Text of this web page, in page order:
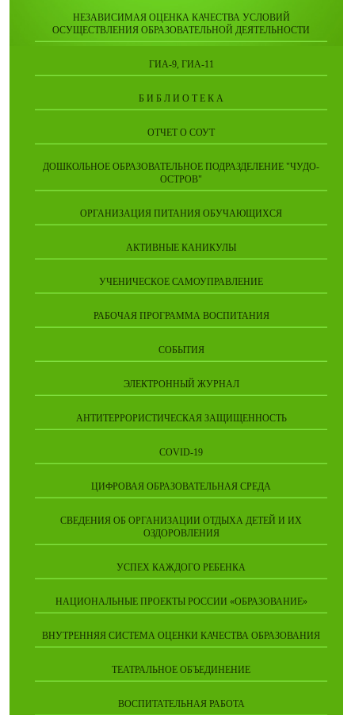
НЕЗАВИСИМАЯ ОЦЕНКА КАЧЕСТВА УСЛОВИЙ
ОСУЩЕСТВЛЕНИЯ ОБРАЗОВАТЕЛЬНОЙ ДЕЯТЕЛЬНОСТИ
ГИА-9, ГИА-11
Б И Б Л И О Т Е К А
ОТЧЕТ О СОУТ
ДОШКОЛЬНОЕ ОБРАЗОВАТЕЛЬНОЕ ПОДРАЗДЕЛЕНИЕ "ЧУДО-
ОСТРОВ"
ОРГАНИЗАЦИЯ ПИТАНИЯ ОБУЧАЮЩИХСЯ
АКТИВНЫЕ КАНИКУЛЫ
УЧЕНИЧЕСКОЕ САМОУПРАВЛЕНИЕ
РАБОЧАЯ ПРОГРАММА ВОСПИТАНИЯ
СОБЫТИЯ
ЭЛЕКТРОННЫЙ ЖУРНАЛ
АНТИТЕРРОРИСТИЧЕСКАЯ ЗАЩИЩЕННОСТЬ
COVID-19
ЦИФРОВАЯ ОБРАЗОВАТЕЛЬНАЯ СРЕДА
СВЕДЕНИЯ ОБ ОРГАНИЗАЦИИ ОТДЫХА ДЕТЕЙ И ИХ
ОЗДОРОВЛЕНИЯ
УСПЕХ КАЖДОГО РЕБЕНКА
НАЦИОНАЛЬНЫЕ ПРОЕКТЫ РОССИИ «ОБРАЗОВАНИЕ»
ВНУТРЕННЯЯ СИСТЕМА ОЦЕНКИ КАЧЕСТВА ОБРАЗОВАНИЯ
ТЕАТРАЛЬНОЕ ОБЪЕДИНЕНИЕ
ВОСПИТАТЕЛЬНАЯ РАБОТА